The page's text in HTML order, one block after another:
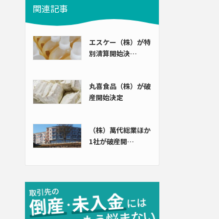
関連記事
エスケー（株）が特
別清算開始決…
丸喜食品（株）が破
産開始決定
（株）萬代総業ほか
1社が破産開…